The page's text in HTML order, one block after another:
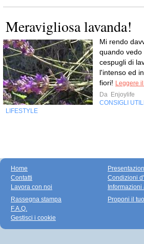
Meravigliosa lavanda!
Mi rendo
quando
cespugli di
l'intenso ed
fiori! Leggere
Da Enjoylife
CONSIGLI
LIFESTYLE
Home
Contatti
Lavora con noi
Condizioni
Informazioni
Rassegna stampa
F.A.Q.
Gestisci i cookie
Proponi il